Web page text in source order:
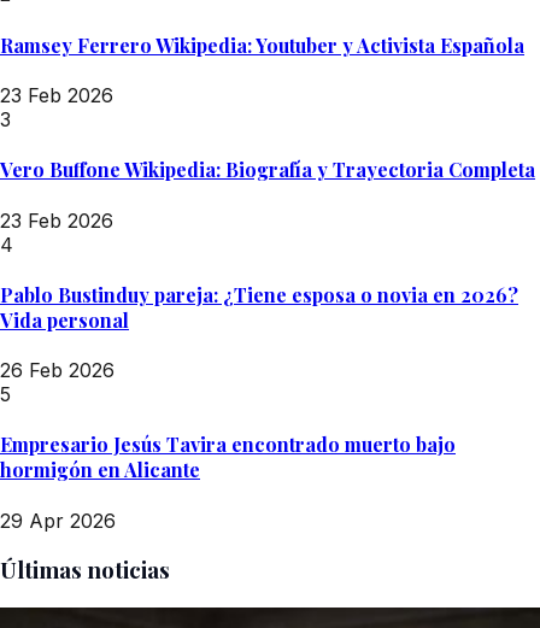
Ramsey Ferrero Wikipedia: Youtuber y Activista Española
23 Feb 2026
3
Vero Buffone Wikipedia: Biografía y Trayectoria Completa
23 Feb 2026
4
Pablo Bustinduy pareja: ¿Tiene esposa o novia en 2026?
Vida personal
26 Feb 2026
5
Empresario Jesús Tavira encontrado muerto bajo
hormigón en Alicante
29 Apr 2026
Últimas noticias